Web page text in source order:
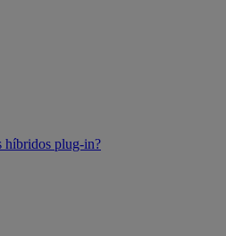
híbridos plug-in?